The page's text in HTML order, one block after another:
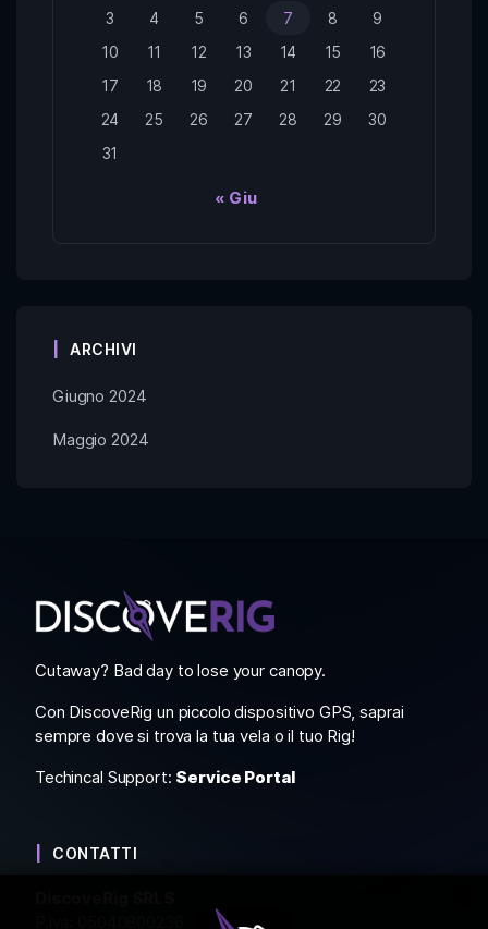
3
4 5 6 7 8
9
10
11 12 13 14 15
16
17
18 19 20 21 22
23
24
25 26 27 28 29
30
31
« Giu
ARCHIVI
Giugno 2024
Maggio 2024
Cutaway? Bad day to lose your canopy.
Con DiscoveRig un piccolo dispositivo GPS, saprai
sempre dove si trova la tua vela o il tuo Rig!
Techincal Support: Service Portal
CONTATTI